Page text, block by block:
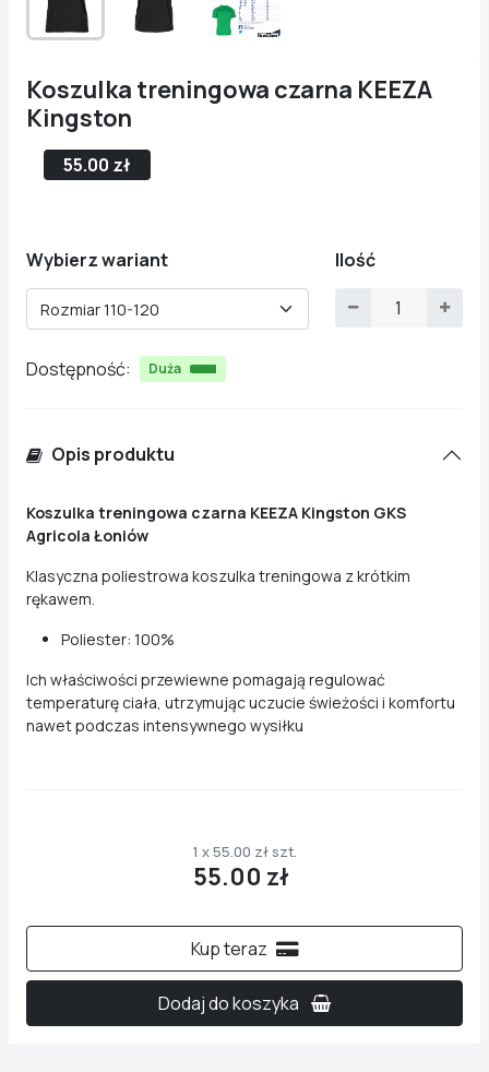
Koszulka treningowa czarna KEEZA
Kingston
55.00 zł
Wybierz wariant
Rozmiar 110-120
Ilość
Dostępność: Duża
Opis produktu
Koszulka treningowa czarna KEEZA Kingston GKS
Agricola Łoniów
Klasyczna poliestrowa koszulka treningowa z krótkim
rękawem.
Poliester: 100%
Ich właściwości przewiewne pomagają regulować
temperaturę ciała, utrzymując uczucie świeżości i komfortu
nawet podczas intensywnego wysiłku
1 x 55.00 zł szt.
55.00 zł
Kup teraz
Dodaj do koszyka